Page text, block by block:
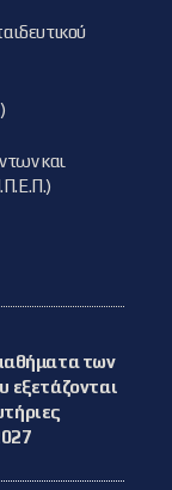
και
των
εξετάζονται